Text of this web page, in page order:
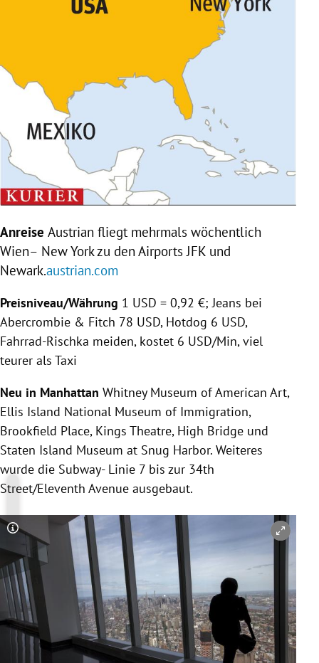
Anreise Austrian fliegt mehrmals wöchentlich
Wien– New Yorkzu den Airports JFK und
Newark.austrian.com
Preisniveau/Währung 1 USD = 0,92 €; Jeans bei
Abercrombie & Fitch 78 USD, Hotdog 6 USD,
Fahrrad-Rischka meiden, kostet 6 USD/Min, viel
teurer als Taxi
Neu in Manhattan Whitney Museum of American Art,
Ellis Island National Museum of Immigration,
Brookfield Place, Kings Theatre, High Bridge und
Staten Island Museum at Snug Harbor. Weiteres
wurde die Subway- Linie 7 bis zur 34th
Street/Eleventh Avenue ausgebaut.
Copyright-Hinweis öffnen/schließen